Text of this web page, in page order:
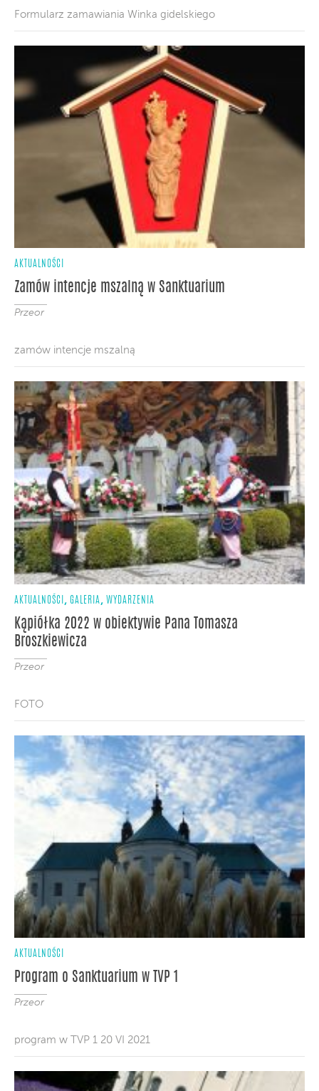
Formularz zamawiania Winka gidelskiego
AKTUALNOŚCI
Zamów intencje mszalną w Sanktuarium
Przeor
zamów intencje mszalną
AKTUALNOŚCI , GALERIA, WYDARZENIA
Kąpiółka 2022 w obiektywie Pana Tomasza
Broszkiewicza
Przeor
FOTO
AKTUALNOŚCI
Program o Sanktuarium w TVP 1
Przeor
program w TVP 1 20 VI 2021